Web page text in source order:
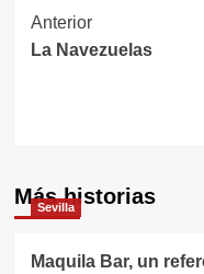
Navegación
de
Anterior
La Navezuelas
Más historias
Sevilla
Maquila Bar, un